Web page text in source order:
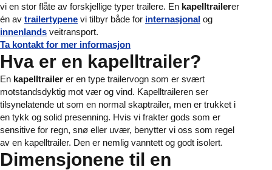
vi en stor flåte av forskjellige typer trailere. En kapelltrailerer
én av trailertypene vi tilbyr både for internasjonal og
innenlands veitransport.
Ta kontakt for mer informasjon
Hva er en kapelltrailer?
En kapelltrailer er en type trailervogn som er svært
motstandsdyktig mot vær og vind. Kapelltraileren ser
tilsynelatende ut som en normal skaptrailer, men er trukket i
en tykk og solid presenning. Hvis vi frakter gods som er
sensitive for regn, snø eller uvær, benytter vi oss som regel
av en kapelltrailer. Den er nemlig vanntett og godt isolert.
Dimensjonene til en